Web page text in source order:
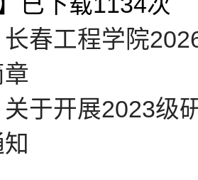
长春工程学院
关于开展2023级